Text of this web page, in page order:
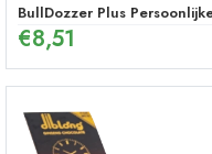
BullDozzer Plus
€8,51